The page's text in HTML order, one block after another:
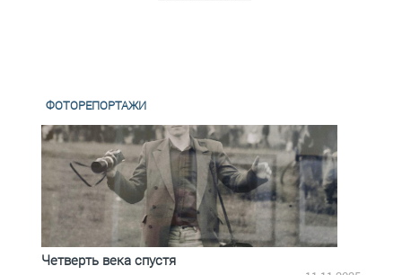
ФОТОРЕПОРТАЖИ
Четверть века спустя